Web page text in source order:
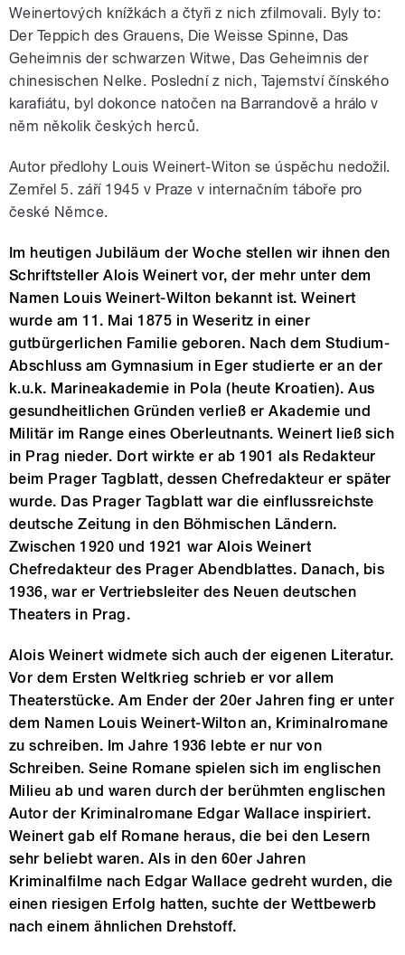
Weinertových knížkách a čtyři z nich zfilmovali. Byly to:
Der Teppich des Grauens, Die Weisse Spinne, Das
Geheimnis der schwarzen Witwe, Das Geheimnis der
chinesischen Nelke. Poslední z nich, Tajemství čínského
karafiátu, byl dokonce natočen na Barrandově a hrálo v
něm několik českých herců.
Autor předlohy Louis Weinert-Witon se úspěchu nedožil.
Zemřel 5. září 1945 v Praze v internačním táboře pro
české Němce.
Im heutigen Jubiläum der Woche stellen wir ihnen den
Schriftsteller Alois Weinert vor, der mehr unter dem
Namen Louis Weinert-Wilton bekannt ist. Weinert
wurde am 11. Mai 1875 in Weseritz in einer
gutbürgerlichen Familie geboren. Nach dem Studium-
Abschluss am Gymnasium in Eger studierte er an der
k.u.k. Marineakademie in Pola (heute Kroatien). Aus
gesundheitlichen Gründen verließ er Akademie und
Militär im Range eines Oberleutnants. Weinert ließ sich
in Prag nieder. Dort wirkte er ab 1901 als Redakteur
beim Prager Tagblatt, dessen Chefredakteur er später
wurde. Das Prager Tagblatt war die einflussreichste
deutsche Zeitung in den Böhmischen Ländern.
Zwischen 1920 und 1921 war Alois Weinert
Chefredakteur des Prager Abendblattes. Danach, bis
1936, war er Vertriebsleiter des Neuen deutschen
Theaters in Prag.
Alois Weinert widmete sich auch der eigenen Literatur.
Vor dem Ersten Weltkrieg schrieb er vor allem
Theaterstücke. Am Ender der 20er Jahren fing er unter
dem Namen Louis Weinert-Wilton an, Kriminalromane
zu schreiben. Im Jahre 1936 lebte er nur von
Schreiben. Seine Romane spielen sich im englischen
Milieu ab und waren durch der berühmten englischen
Autor der Kriminalromane Edgar Wallace inspiriert.
Weinert gab elf Romane heraus, die bei den Lesern
sehr beliebt waren. Als in den 60er Jahren
Kriminalfilme nach Edgar Wallace gedreht wurden, die
einen riesigen Erfolg hatten, suchte der Wettbewerb
nach einem ähnlichen Drehstoff.